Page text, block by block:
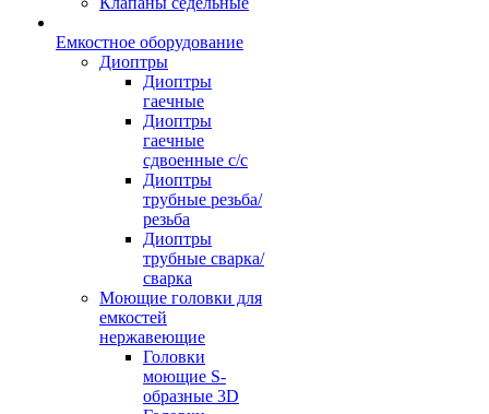
Емкостное оборудование
Диоптры
Диоптры
гаечные
Диоптры
гаечные
сдвоенные c/c
Диоптры
трубные резьба/
резьба
Диоптры
трубные сварка/
сварка
Моющие головки для
емкостей
нержавеющие
Головки
моющие S-
образные 3D